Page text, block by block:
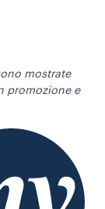
mostrate
promozione e